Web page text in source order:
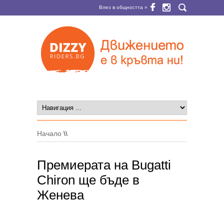
Влез в общността »
Начало \\
Премиерата на Bugatti
Chiron ще бъде в
Женева